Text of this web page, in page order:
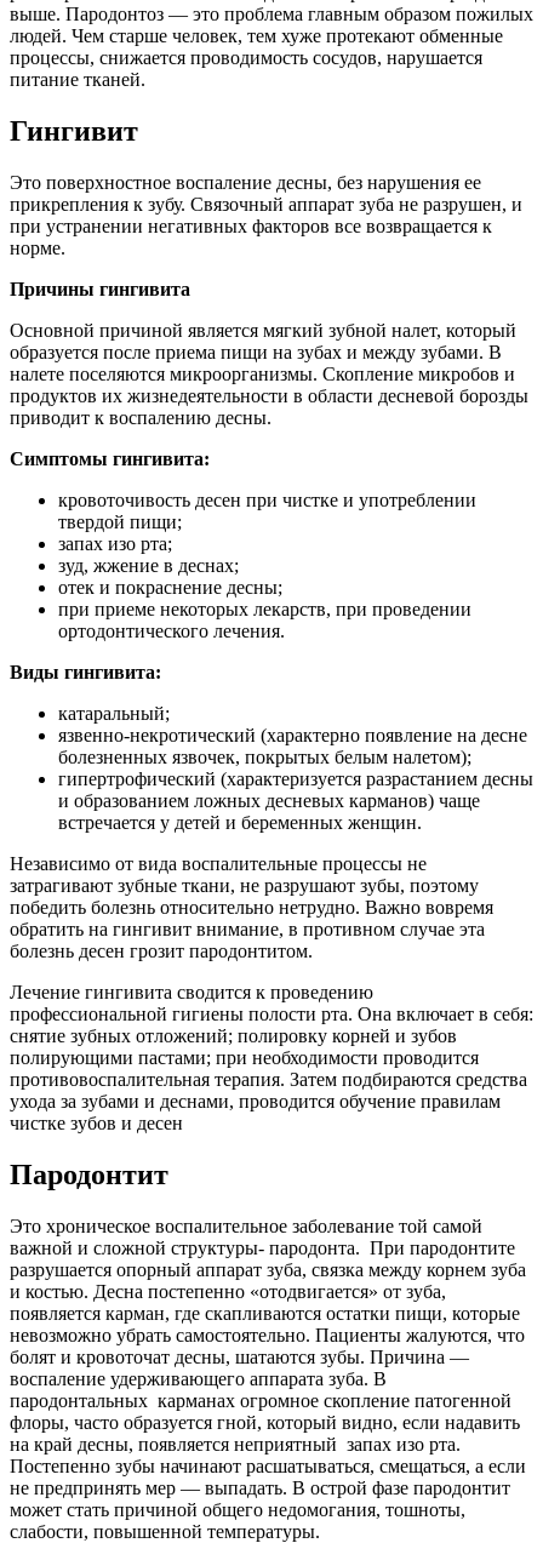
выше. Пародонтоз — это проблема главным образом пожилых
людей. Чем старше человек, тем хуже протекают обменные
процессы, снижается проводимость сосудов, нарушается
питание тканей.
Гингивит
Это поверхностное воспаление десны, без нарушения ее
прикрепления к зубу. Связочный аппарат зуба не разрушен, и
при устранении негативных факторов все возвращается к
норме.
Причины гингивита
Основной причиной является мягкий зубной налет, который
образуется после приема пищи на зубах и между зубами. В
налете поселяются микроорганизмы. Скопление микробов и
продуктов их жизнедеятельности в области десневой борозды
приводит к воспалению десны.
Симптомы гингивита:
кровоточивость десен при чистке и употреблении
твердой пищи;
запах изо рта;
зуд, жжение в деснах;
отек и покраснение десны;
при приеме некоторых лекарств, при проведении
ортодонтического лечения.
Виды гингивита:
катаральный;
язвенно-некротический (характерно появление на десне
болезненных язвочек, покрытых белым налетом);
гипертрофический (характеризуется разрастанием десны
и образованием ложных десневых карманов) чаще
встречается у детей и беременных женщин.
Независимо от вида воспалительные процессы не
затрагивают зубные ткани, не разрушают зубы, поэтому
победить болезнь относительно нетрудно. Важно вовремя
обратить на гингивит внимание, в противном случае эта
болезнь десен грозит пародонтитом.
Лечение гингивита сводится к проведению
профессиональной гигиены полости рта. Она включает в себя:
снятие зубных отложений; полировку корней и зубов
полирующими пастами; при необходимости проводится
противовоспалительная терапия. Затем подбираются средства
ухода за зубами и деснами, проводится обучение правилам
чистке зубов и десен
Пародонтит
Это хроническое воспалительное заболевание той самой
важной и сложной структуры- пародонта. При пародонтите
разрушается опорный аппарат зуба, связка между корнем зуба
и костью. Десна постепенно «отодвигается» от зуба,
появляется карман, где скапливаются остатки пищи, которые
невозможно убрать самостоятельно. Пациенты жалуются, что
болят и кровоточат десны, шатаются зубы. Причина —
воспаление удерживающего аппарата зуба. В
пародонтальных карманах огромное скопление патогенной
флоры, часто образуется гной, который видно, если надавить
на край десны, появляется неприятный запах изо рта.
Постепенно зубы начинают расшатываться, смещаться, а если
не предпринять мер — выпадать. В острой фазе пародонтит
может стать причиной общего недомогания, тошноты,
слабости, повышенной температуры.